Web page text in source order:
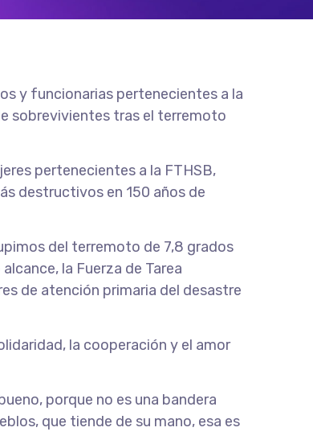
y funcionarias pertenecientes a la
sobrevivientes tras el terremoto
pertenecientes a la FTHSB,
destructivos en 150 años de
del terremoto de 7,8 grados
la Fuerza de Tarea
de atención primaria del desastre
la cooperación y el amor
porque no es una bandera
que tiende de su mano, esa es